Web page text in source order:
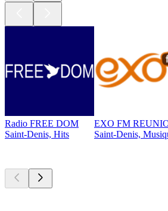
Radio FREE DOM
Saint-Denis, Hits
EXO FM
Saint-Denis,